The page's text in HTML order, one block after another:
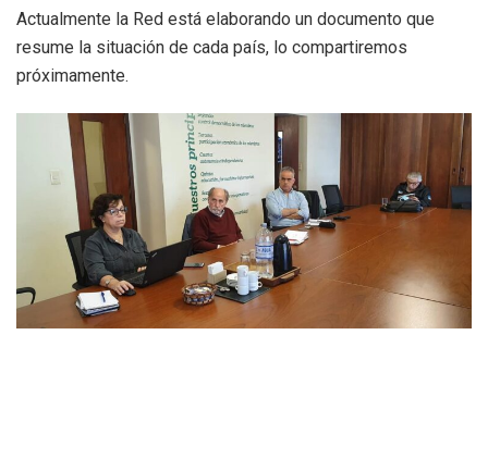
Actualmente la Red está elaborando un documento que
resume la situación de cada país, lo compartiremos
próximamente.